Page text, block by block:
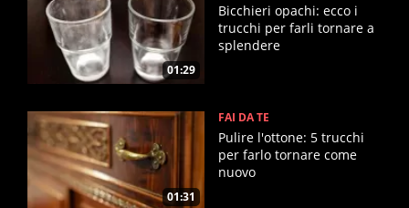
01:29
Bicchieri opachi: ecco i
trucchi per farli tornare a
splendere
01:31
FAI DA TE
Pulire l'ottone: 5 trucchi
per farlo tornare come
nuovo